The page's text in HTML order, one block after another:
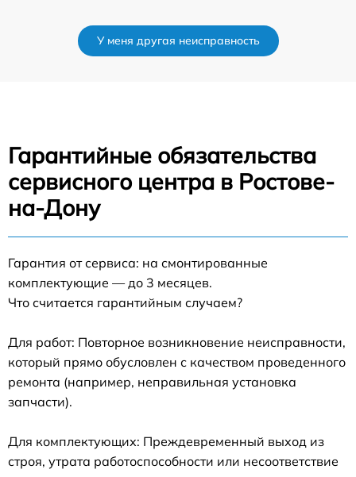
У меня другая неисправность
Гарантийные обязательства
сервисного центра в Ростове-
на-Дону
Гарантия от сервиса: на смонтированные
комплектующие — до 3 месяцев.
Что считается гарантийным случаем?
Для работ: Повторное возникновение неисправности,
который прямо обусловлен с качеством проведенного
ремонта (например, неправильная установка
запчасти).
Для комплектующих: Преждевременный выход из
строя, утрата работоспособности или несоответствие